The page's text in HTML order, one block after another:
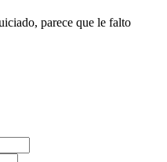
parece que le falto